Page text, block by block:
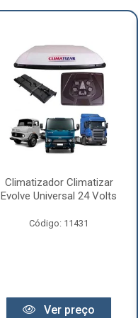
Climatizador Climatizar
Evolve Universal 24 Volts
Código: 11431
Ver preço